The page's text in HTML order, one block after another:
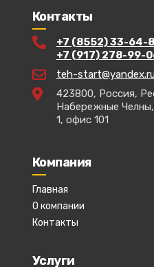
Контакты
+7 (8552) 33-64-
+7 (917) 278-99-
teh-start@yandex.ru
423800, Россия,
Набережные
1, офис 101
Компания
Главная
О компании
Контакты
Услуги